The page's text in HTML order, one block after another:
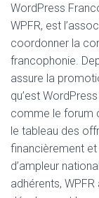
WordPress
WPFR, est
coordonner la
francophonie.
assure la
qu’est
comme le forum
le tableau des
financièrement
d’ampleur
adhérents,